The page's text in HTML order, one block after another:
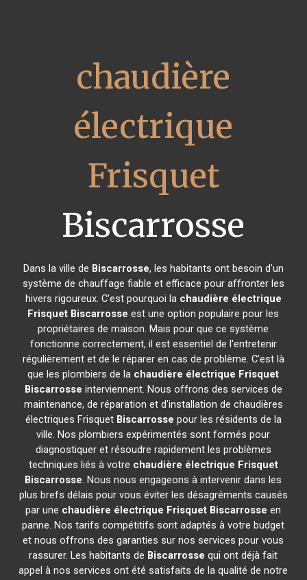
chaudière
électrique
Frisquet
Biscarrosse
Dans la ville de Biscarrosse, les habitants ont besoin d'un
système de chauffage fiable et efficace pour affronter les
hivers rigoureux. C'est pourquoi la chaudière électrique
Frisquet Biscarrosse est une option populaire pour les
propriétaires de maison. Mais pour que ce système
fonctionne correctement, il est essentiel de l'entretenir
régulièrement et de le réparer en cas de problème. C'est là
que les plombiers de la chaudière électrique Frisquet
Biscarrosse interviennent. Nous offrons des services de
maintenance, de réparation et d'installation de chaudières
électriques Frisquet Biscarrosse pour les résidents de la
ville. Nos plombiers expérimentés sont formés pour
diagnostiquer et résoudre rapidement les problèmes
techniques liés à votre chaudière électrique Frisquet
Biscarrosse. Nous nous engageons à intervenir dans les
plus brefs délais pour vous éviter les désagréments causés
par une chaudière électrique Frisquet Biscarrosse en
panne. Nos tarifs compétitifs sont adaptés à votre budget
et nous offrons des garanties sur nos services pour vous
rassurer. Les habitants de Biscarrosse qui ont déjà fait
appel à nos services ont été satisfaits de la qualité de notre